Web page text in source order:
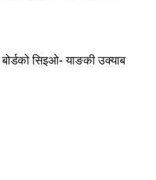
सिइओ- याङकी उक्याब